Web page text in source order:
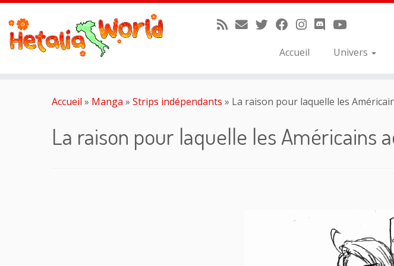
Accueil Univers
Accueil » Manga » Strips indépendants » La raison pour laquelle les
La raison pour laquelle les Américains